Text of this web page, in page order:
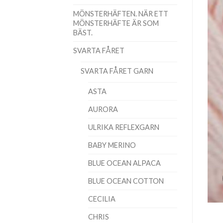
MÖNSTERHÄFTEN. NÄR ETT
MÖNSTERHÄFTE ÄR SOM
BÄST.
SVARTA FÅRET
SVARTA FÅRET GARN
ASTA
AURORA
ULRIKA REFLEXGARN
BABY MERINO
BLUE OCEAN ALPACA
BLUE OCEAN COTTON
CECILIA
CHRIS